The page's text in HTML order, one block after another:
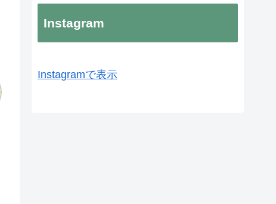
Instagram
Instagramで表示